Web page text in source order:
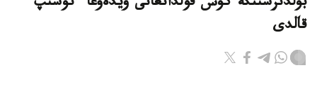
قالدى